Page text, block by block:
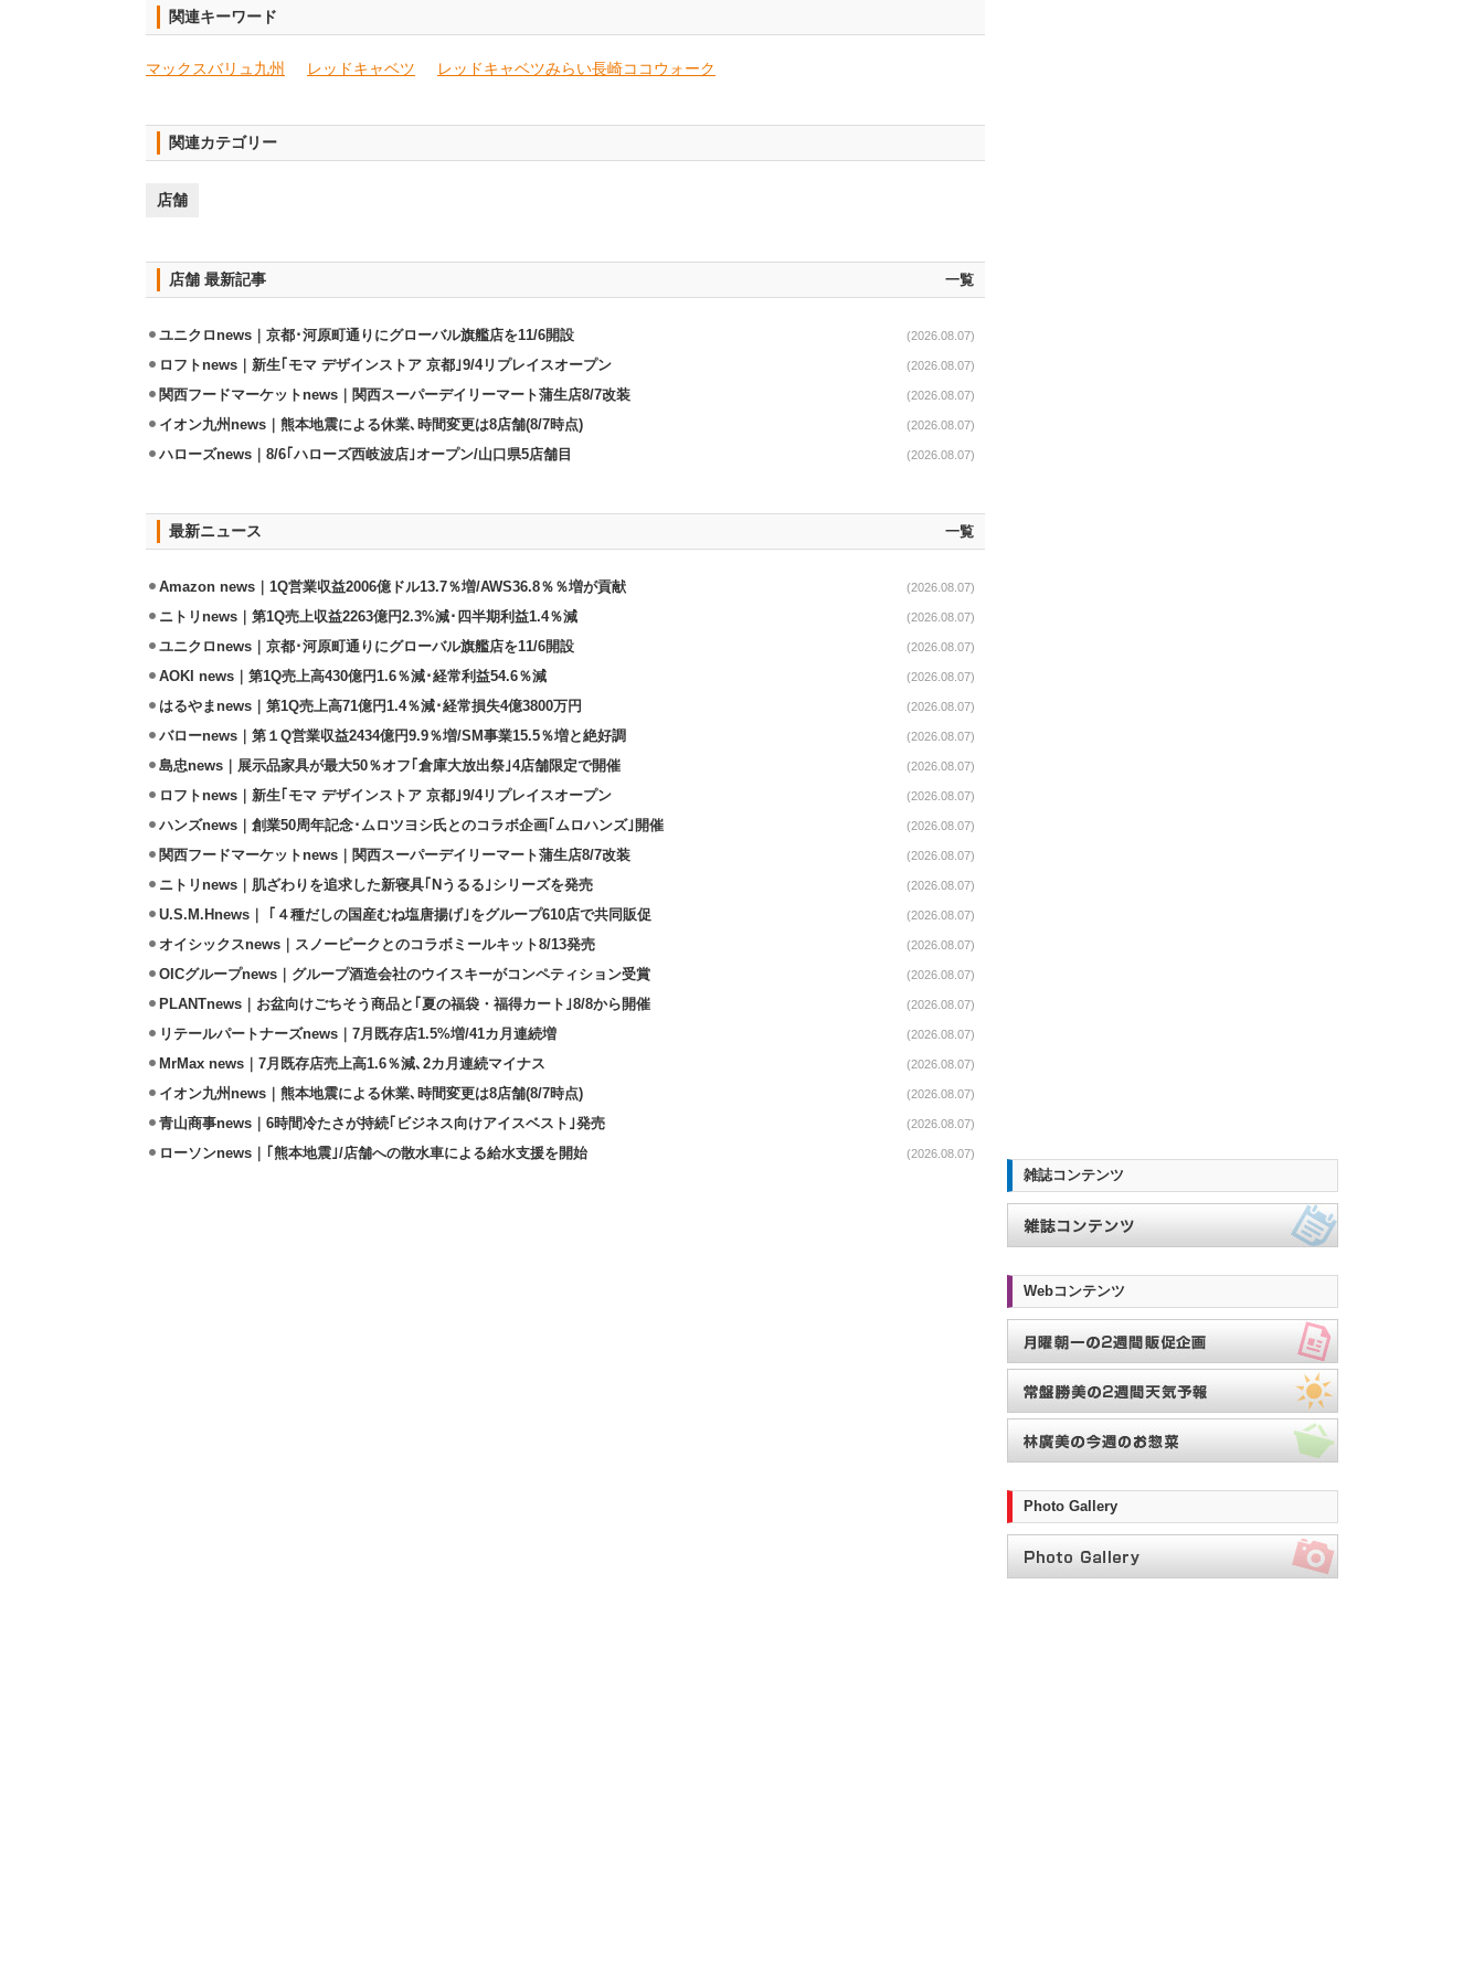
関連キーワード
マックスバリュ九州 レッドキャベツ レッドキャベツみらい長崎ココウォーク
関連カテゴリー
店舗
店舗 最新記事 一覧
ユニクロnews｜京都･河原町通りにグローバル旗艦店を11/6開設 (2026.08.07)
ロフトnews｜新生｢モマ デザインストア 京都｣9/4リプレイスオープン (2026.08.07)
関西フードマーケットnews｜関西スーパーデイリーマート蒲生店8/7改装 (2026.08.07)
イオン九州news｜熊本地震による休業､時間変更は8店舗(8/7時点) (2026.08.07)
ハローズnews｜8/6｢ハローズ西岐波店｣オープン/山口県5店舗目 (2026.08.07)
最新ニュース 一覧
Amazon news｜1Q営業収益2006億ドル13.7％増/AWS36.8％％増が貢献 (2026.08.07)
ニトリnews｜第1Q売上収益2263億円2.3%減･四半期利益1.4％減 (2026.08.07)
ユニクロnews｜京都･河原町通りにグローバル旗艦店を11/6開設 (2026.08.07)
AOKI news｜第1Q売上高430億円1.6％減･経常利益54.6％減 (2026.08.07)
はるやまnews｜第1Q売上高71億円1.4％減･経常損失4億3800万円 (2026.08.07)
バローnews｜第１Q営業収益2434億円9.9％増/SM事業15.5％増と絶好調 (2026.08.07)
島忠news｜展示品家具が最大50％オフ｢倉庫大放出祭｣4店舗限定で開催 (2026.08.07)
ロフトnews｜新生｢モマ デザインストア 京都｣9/4リプレイスオープン (2026.08.07)
ハンズnews｜創業50周年記念･ムロツヨシ氏とのコラボ企画｢ムロハンズ｣開催 (2026.08.07)
関西フードマーケットnews｜関西スーパーデイリーマート蒲生店8/7改装 (2026.08.07)
ニトリnews｜肌ざわりを追求した新寝具｢Nうるる｣シリーズを発売 (2026.08.07)
U.S.M.Hnews｜ ｢４種だしの国産むね塩唐揚げ｣をグループ610店で共同販促 (2026.08.07)
オイシックスnews｜スノーピークとのコラボミールキット8/13発売 (2026.08.07)
OICグループnews｜グループ酒造会社のウイスキーがコンペティション受賞 (2026.08.07)
PLANTnews｜お盆向けごちそう商品と｢夏の福袋・福得カート｣8/8から開催 (2026.08.07)
リテールパートナーズnews｜7月既存店1.5%増/41カ月連続増 (2026.08.07)
MrMax news｜7月既存店売上高1.6％減､2カ月連続マイナス (2026.08.07)
イオン九州news｜熊本地震による休業､時間変更は8店舗(8/7時点) (2026.08.07)
青山商事news｜6時間冷たさが持続｢ビジネス向けアイスベスト｣発売 (2026.08.07)
ローソンnews｜｢熊本地震｣/店舗への散水車による給水支援を開始 (2026.08.07)
雑誌コンテンツ
Webコンテンツ
Photo Gallery